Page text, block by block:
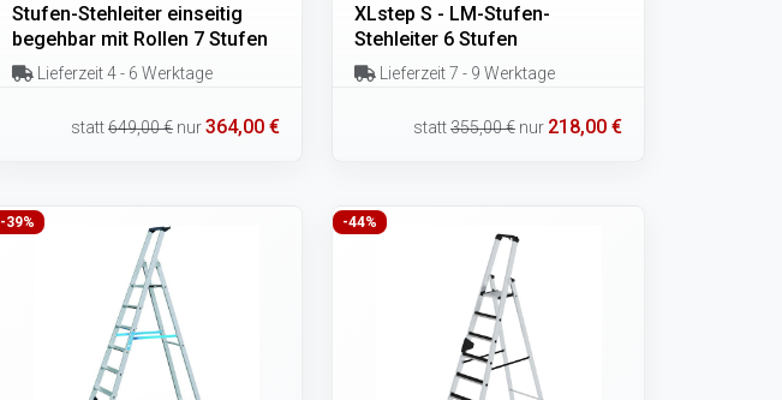
Stufen-Stehleiter einseitig
begehbar mit Rollen 7 Stufen
Lieferzeit 4 - 6 Werktage
statt649,00 € nur364,00 €
XLstep S - LM-Stufen-
Stehleiter 6 Stufen
Lieferzeit 7 - 9 Werktage
statt355,00 € nur 218,00 €
-39% -44%